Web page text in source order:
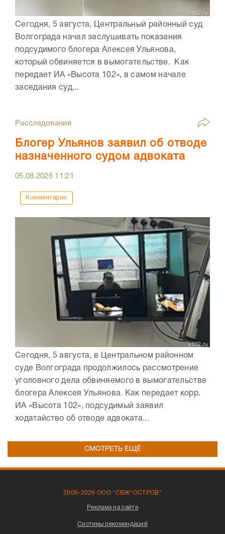
Сегодня, 5 августа, Центральный районный суд
Волгограда начал заслушивать показания
подсудимого блогера Алексея Ульянова,
который обвиняется в вымогательстве. Как
передает ИА «Высота 102», в самом начале
заседания суд...
Расследования
Блогер Ульянов заявил об отводе
назначенного судом адвоката
05.08.2026 11:21
Комментарии
Сегодня, 5 августа, в Центральном районном
суде Волгограда продолжилось рассмотрение
уголовного дела обвиняемого в вымогательстве
блогера Алексея Ульянова. Как передает корр.
ИА «Высота 102», подсудимый заявил
ходатайство об отводе адвоката...
СМОТРЕТЬ ЕЩЁ
2006-2026 ООО "СВЖ"ОСТРОВ"
Реклама на сайте
Системы рекомендаций